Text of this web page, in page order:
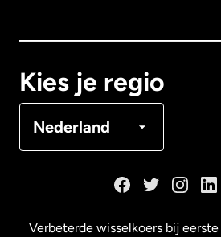
Kies je regio
Nederland
Verbeterde wisselkoers bij